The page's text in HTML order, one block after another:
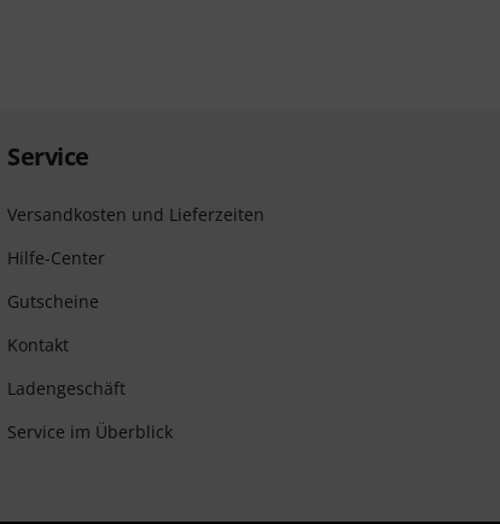
Service
Versandkosten und Lieferzeiten
Hilfe-Center
Gutscheine
Kontakt
Ladengeschäft
Service im Überblick